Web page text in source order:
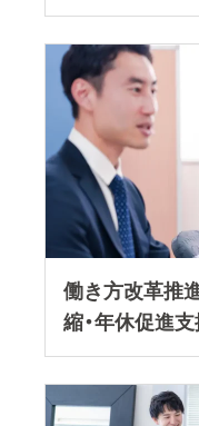
働き方改革推
縮・年休促進支
働き方改革推
業務改善助成金